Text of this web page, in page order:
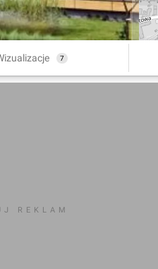
7
REKLAM